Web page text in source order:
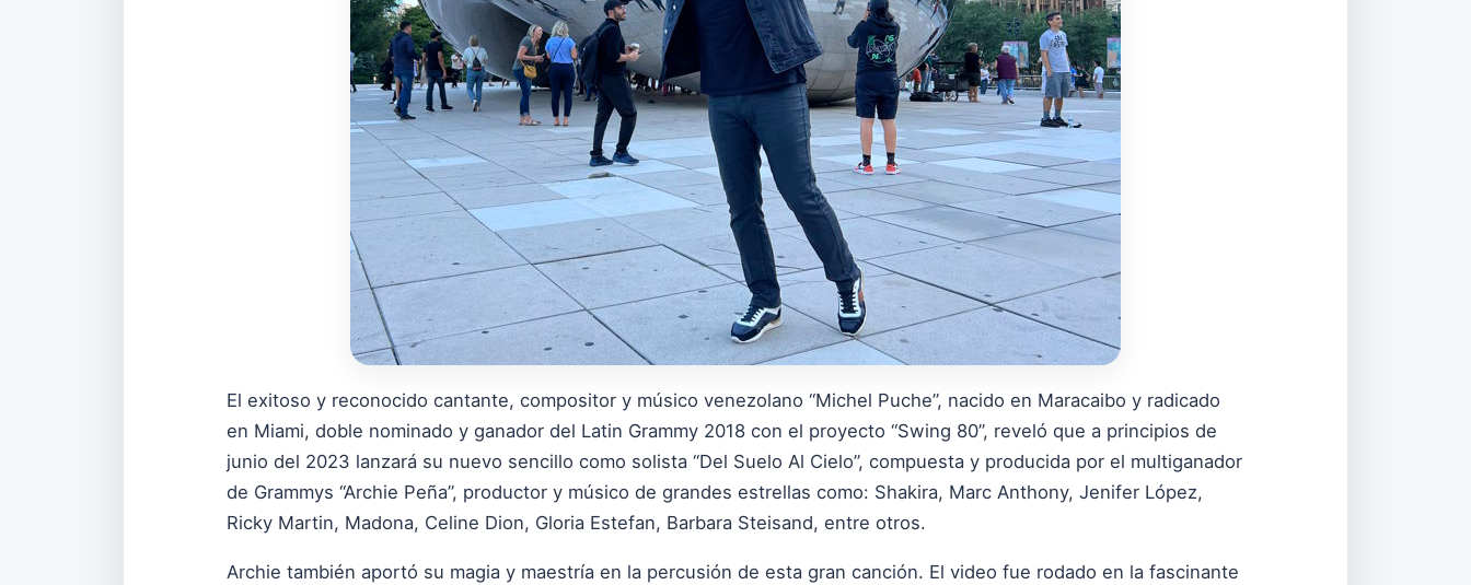
El exitoso y reconocido cantante, compositor y músico venezolano “Michel Puche”, nacido en Maracaibo y radicado
en Miami, doble nominado y ganador del Latin Grammy 2018 con el proyecto “Swing 80”, reveló que a principios de
junio del 2023 lanzará su nuevo sencillo como solista “Del Suelo Al Cielo”, compuesta y producida por el multiganador
de Grammys “Archie Peña”, productor y músico de grandes estrellas como: Shakira, Marc Anthony, Jenifer López,
Ricky Martin, Madona, Celine Dion, Gloria Estefan, Barbara Steisand, entre otros.
Archie también aportó su magia y maestría en la percusión de esta gran canción. El video fue rodado en la fascinante